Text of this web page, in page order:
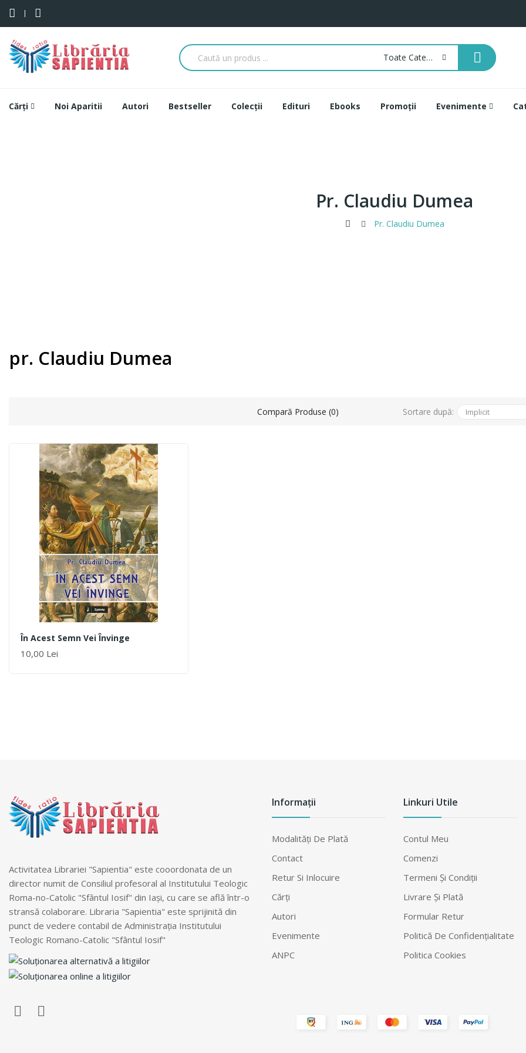
Toate Categoriile
Cărți Noi Aparitii Autori Bestseller Colecții Edituri Ebooks Promoții Evenimente
Pr. Claudiu Dumea
Pr. Claudiu Dumea
pr. Claudiu Dumea
Compară Produse (0) Sortare după:
În Acest Semn Vei Învinge
10,00 Lei
ADAUGĂ ÎN COȘ
Activitatea Librariei "Sapientia" este cooordonata de un
director numit de Consiliul profesoral al Institutului Teologic
Roma-no-Catolic "Sfântul Iosif" din Iași, cu care se află într-o
stransă colaborare. Libraria "Sapientia" este sprijinită din
punct de vedere contabil de Administrația Institutului
Teologic Romano-Catolic "Sfântul Iosif"
Informații
Modalităţi De Plată
Contact
Retur Si Inlocuire
Cărți
Autori
Evenimente
ANPC
Linkuri Utile
Contul Meu
Comenzi
Termeni Şi Condiţii
Livrare Şi Plată
Formular Retur
Politică De Confidențialitate
Politica Cookies